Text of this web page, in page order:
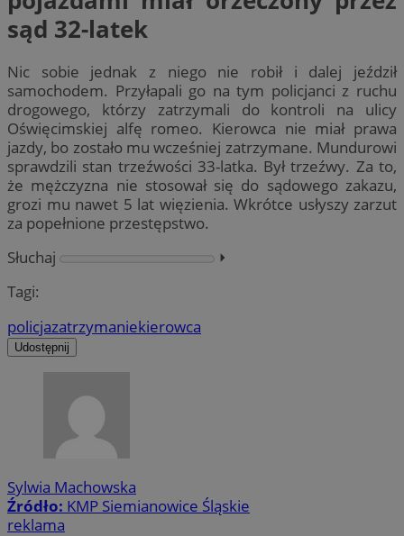
sąd 32-latek
Nic sobie jednak z niego nie robił i dalej jeździł
samochodem. Przyłapali go na tym policjanci z ruchu
drogowego, którzy zatrzymali do kontroli na ulicy
Oświęcimskiej alfę romeo. Kierowca nie miał prawa
jazdy, bo zostało mu wcześniej zatrzymane. Mundurowi
sprawdzili stan trzeźwości 33-latka. Był trzeźwy. Za to,
że mężczyzna nie stosował się do sądowego zakazu,
grozi mu nawet 5 lat więzienia. Wkrótce usłyszy zarzut
za popełnione przestępstwo.
Słuchaj
⏵︎
Tagi:
policjazatrzymaniekierowca
Udostępnij
Sylwia Machowska
Źródło: KMP Siemianowice Śląskie
reklama